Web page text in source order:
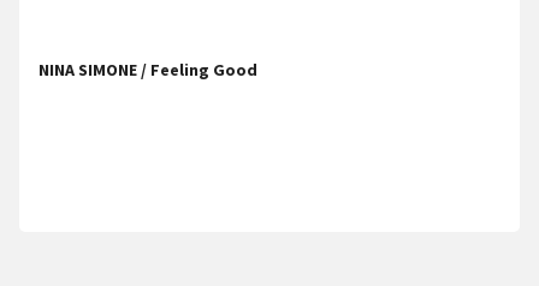
NINA SIMONE / Feeling Good